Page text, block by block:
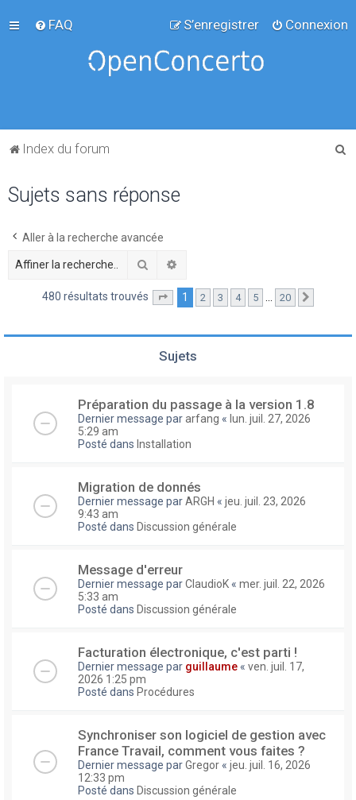
FAQ Connexion
S’enregistrer
Index du forum
Sujets sans réponse
Aller à la recherche avancée
Rechercher
480 résultats trouvés Page sur20
1 2 3 4 5 … 20
Sujets
Préparation du passage à la version 1.8
Dernier message pararfang « lun. juil. 27, 2026
5:29 am
Posté dans Installation
Migration de donnés
Dernier message parARGH « jeu. juil. 23, 2026
9:43 am
Posté dans Discussion générale
Message d'erreur
Dernier message parClaudioK « mer. juil. 22, 2026
5:33 am
Posté dans Discussion générale
Facturation électronique, c'est parti !
Dernier message par guillaume « ven. juil. 17,
2026 1:25 pm
Posté dans Procédures
Synchroniser son logiciel de gestion avec
France Travail, comment vous faites ?
Dernier message parGregor « jeu. juil. 16, 2026
12:33 pm
Posté dans Discussion générale